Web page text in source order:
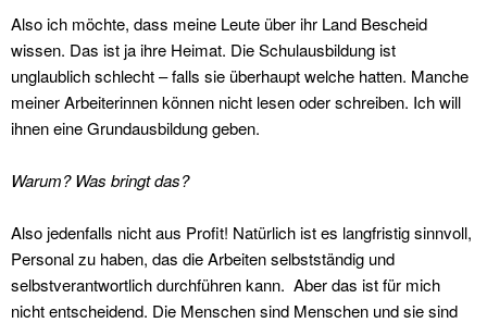
Also ich möchte, dass meine Leute über ihr Land Bescheid
wissen. Das ist ja ihre Heimat. Die Schulausbildung ist
unglaublich schlecht – falls sie überhaupt welche hatten. Manche
meiner Arbeiterinnen können nicht lesen oder schreiben. Ich will
ihnen eine Grundausbildung geben.
Warum? Was bringt das?
Also jedenfalls nicht aus Profit! Natürlich ist es langfristig sinnvoll,
Personal zu haben, das die Arbeiten selbstständig und
selbstverantwortlich durchführen kann. Aber das ist für mich
nicht entscheidend. Die Menschen sind Menschen und sie sind